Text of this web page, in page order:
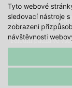
Tyto webové
sledovací nástroje
zobrazení
návštěvnosti
So:
na
Ne:
na
Polední pauza ve